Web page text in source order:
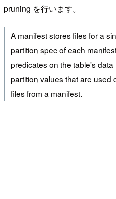
pruning を行います。
A manifest stores files for a
partition spec of each
predicates on the table's
partition values that are used
files from a manifest.